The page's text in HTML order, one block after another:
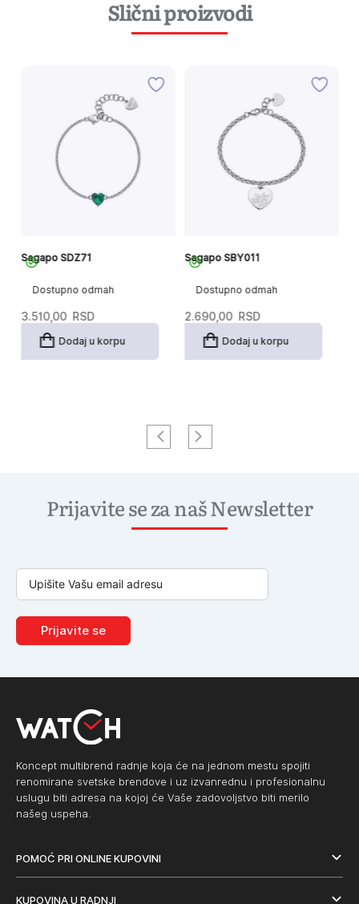
Slični proizvodi
Dostupno odmah
Sagapo SDZ71
3.510,00 RSD
Dodaj u korpu
Dostupno odmah
Sagapo SBY011
2.690,00 RSD
Dodaj u korpu
Prijavite se za naš Newsletter
Prijavite se
Koncept multibrend radnje koja će na jednom mestu spojiti
renomirane svetske brendove i uz izvanrednu i profesionalnu
uslugu biti adresa na kojoj će Vaše zadovoljstvo biti merilo
našeg uspeha.
POMOĆ PRI ONLINE KUPOVINI
KUPOVINA U RADNJI